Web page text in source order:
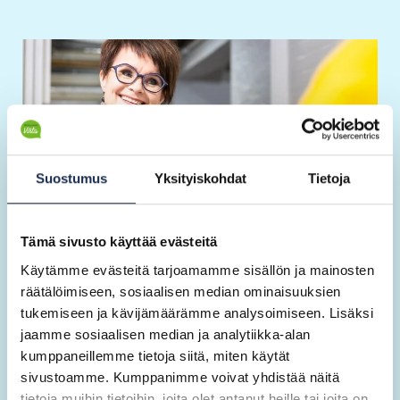
Suostumus Yksityiskohdat Tietoja
Tämä sivusto käyttää evästeitä
Käytämme evästeitä tarjoamamme sisällön ja mainosten
räätälöimiseen, sosiaalisen median ominaisuuksien
tukemiseen ja kävijämäärämme analysoimiseen. Lisäksi
jaamme sosiaalisen median ja analytiikka-alan
kumppaneillemme tietoja siitä, miten käytät
sivustoamme. Kumppanimme voivat yhdistää näitä
Tutustu
asiakkaisiimme
Onkohan vielä olemassa toimialoja, jollaisissa